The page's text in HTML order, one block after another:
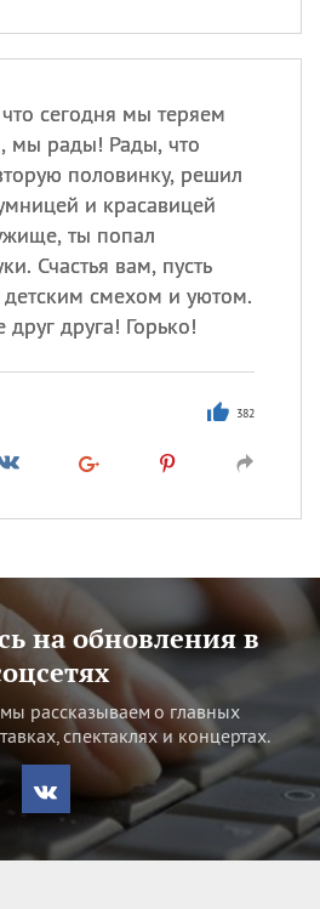
сегодня мы теряем
мы рады! Рады, что
половинку, решил
и красавицей
ты попал
Счастья вам, пусть
смехом и уютом.
друга! Горько!
382
на обновления в
рассказываем о главных
спектаклях и концертах.